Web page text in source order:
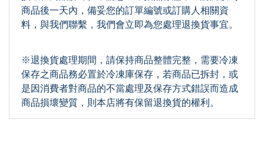
商品後一天內，備妥您的訂單編號或訂購人相關資
料，與我們聯繫，我們會立即為您處理退換貨事宜。
※退換貨處理期間，請保持商品整體完整，需要冷凍
保存之商品務必置於冷凍庫保存，若商品已拆封，或
是因消費者對商品的不當處理及保存方式錯誤而造成
商品損壞變質，則本店將有保留退換貨的權利。